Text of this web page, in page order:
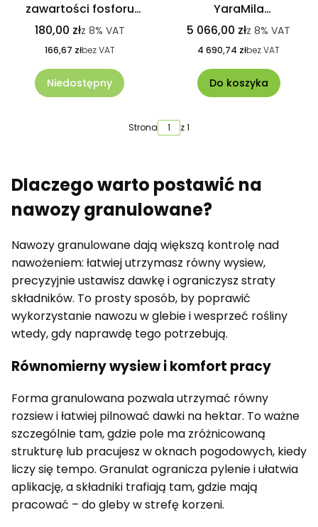
zawartości fosforu
VitaFer Matrix 20kg
180,00 złz 8% VAT
166,67 złbez VAT
Niedostępny
YaraMila
HYDROCOMPLEX 25 Kg
idealny na trawniki, 975
kg
5 066,00 złz 8% VAT
4 690,74 złbez VAT
Do koszyka
Strona z 1
Dlaczego warto postawić na
nawozy granulowane?
Nawozy granulowane dają większą kontrolę nad
nawożeniem: łatwiej utrzymasz równy wysiew,
precyzyjnie ustawisz dawkę i ograniczysz straty
składników. To prosty sposób, by poprawić
wykorzystanie nawozu w glebie i wesprzeć rośliny
wtedy, gdy naprawdę tego potrzebują.
Równomierny wysiew i komfort pracy
Forma granulowana pozwala utrzymać równy
rozsiew i łatwiej pilnować dawki na hektar. To ważne
szczególnie tam, gdzie pole ma zróżnicowaną
strukturę lub pracujesz w oknach pogodowych, kiedy
liczy się tempo. Granulat ogranicza pylenie i ułatwia
aplikację, a składniki trafiają tam, gdzie mają
pracować – do gleby w strefę korzeni.